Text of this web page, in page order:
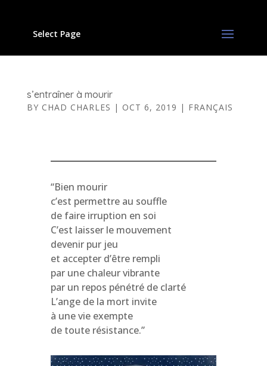
Select Page
s’entraîner à mourir
BY CHAD CHARLES | OCT 6, 2019 | FRANÇAIS
“Bien mourir
c’est permettre au souffle
de faire irruption en soi
C’est laisser le mouvement
devenir pur jeu
et accepter d’être rempli
par une chaleur vibrante
par un repos pénétré de clarté
L’ange de la mort invite
à une vie exempte
de toute résistance.”